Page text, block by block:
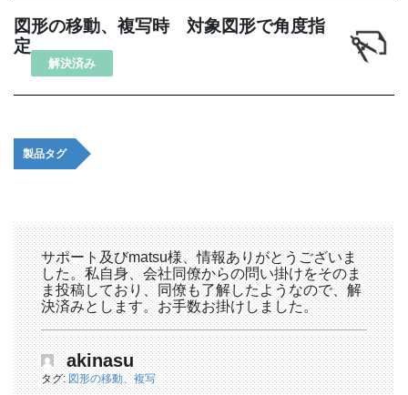
図形の移動、複写時 対象図形で角度指
定
解決済み
製品タグ
サポート及びmatsu様、情報ありがとうございま
した。私自身、会社同僚からの問い掛けをそのま
ま投稿しており、同僚も了解したようなので、解
決済みとします。お手数お掛けしました。
akinasu
タグ:図形の移動、複写